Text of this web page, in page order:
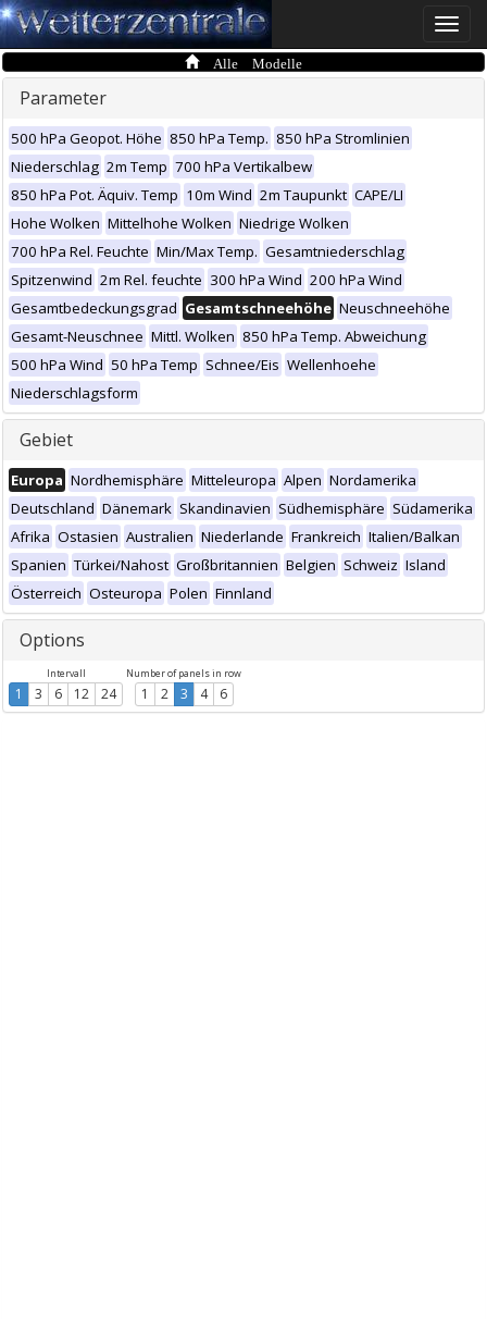
Toggle
Alle Modelle
Parameter
500 hPa Geopot. Höhe 850 hPa Temp. 850 hPa Stromlinien
Niederschlag 2m Temp 700 hPa Vertikalbew
850 hPa Pot. Äquiv. Temp 10m Wind 2m Taupunkt CAPE/LI
Hohe Wolken Mittelhohe Wolken Niedrige Wolken
700 hPa Rel. Feuchte Min/Max Temp. Gesamtniederschlag
Spitzenwind 2m Rel. feuchte 300 hPa Wind 200 hPa Wind
Gesamtbedeckungsgrad Gesamtschneehöhe Neuschneehöhe
Gesamt-Neuschnee Mittl. Wolken 850 hPa Temp. Abweichung
500 hPa Wind 50 hPa Temp Schnee/Eis Wellenhoehe
Niederschlagsform
Gebiet
Europa Nordhemisphäre Mitteleuropa Alpen Nordamerika
Deutschland Dänemark Skandinavien Südhemisphäre Südamerika
Afrika Ostasien Australien Niederlande Frankreich Italien/Balkan
Spanien Türkei/Nahost Großbritannien Belgien Schweiz Island
Österreich Osteuropa Polen Finnland
Options
Intervall
1 3 6 12 24
Number of panels in row
1 2 3 4 6